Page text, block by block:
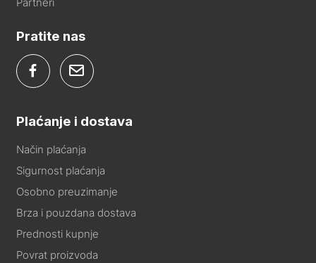
Pratite nas
Plaćanje i dostava
Način plaćanja
Sigurnost plaćanja
Osobno preuzimanje
Brza i pouzdana dostava
Prednosti kupnje
Povrat proizvoda